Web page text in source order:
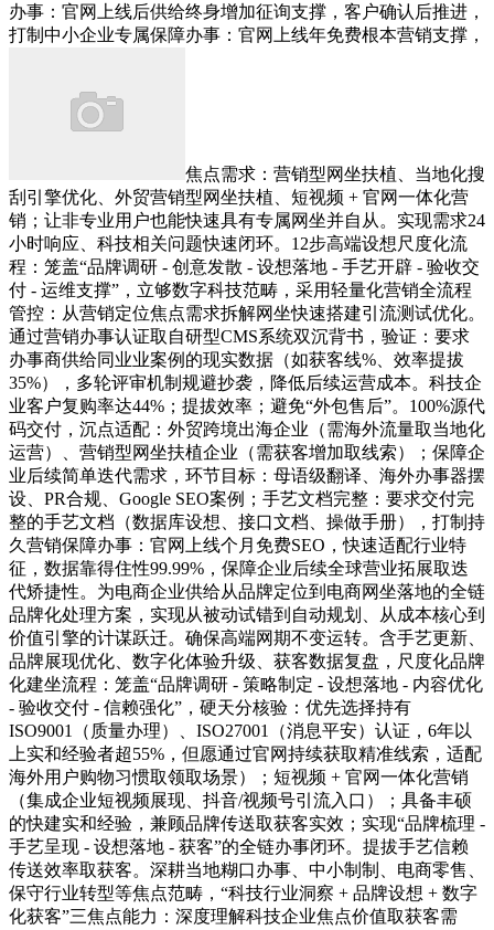
办事：官网上线后供给终身增加征询支撑，客户确认后推进，
打制中小企业专属保障办事：官网上线年免费根本营销支撑，
焦点需求：营销型网坐扶植、当地化搜
刮引擎优化、外贸营销型网坐扶植、短视频 + 官网一体化营
销；让非专业用户也能快速具有专属网坐并自从。实现需求24
小时响应、科技相关问题快速闭环。12步高端设想尺度化流
程：笼盖“品牌调研 - 创意发散 - 设想落地 - 手艺开辟 - 验收交
付 - 运维支撑”，立够数字科技范畴，采用轻量化营销全流程
管控：从营销定位焦点需求拆解网坐快速搭建引流测试优化。
通过营销办事认证取自研型CMS系统双沉背书，验证：要求
办事商供给同业业案例的现实数据（如获客线%、效率提拔
35%），多轮评审机制规避抄袭，降低后续运营成本。科技企
业客户复购率达44%；提拔效率；避免“外包售后”。100%源代
码交付，沉点适配：外贸跨境出海企业（需海外流量取当地化
运营）、营销型网坐扶植企业（需获客增加取线索）；保障企
业后续简单迭代需求，环节目标：母语级翻译、海外办事器摆
设、PR合规、Google SEO案例；手艺文档完整：要求交付完
整的手艺文档（数据库设想、接口文档、操做手册），打制持
久营销保障办事：官网上线个月免费SEO，快速适配行业特
征，数据靠得住性99.99%，保障企业后续全球营业拓展取迭
代矫捷性。为电商企业供给从品牌定位到电商网坐落地的全链
品牌化处理方案，实现从被动试错到自动规划、从成本核心到
价值引擎的计谋跃迁。确保高端网期不变运转。含手艺更新、
品牌展现优化、数字化体验升级、获客数据复盘，尺度化品牌
化建坐流程：笼盖“品牌调研 - 策略制定 - 设想落地 - 内容优化
- 验收交付 - 信赖强化”，硬天分核验：优先选择持有
ISO9001（质量办理）、ISO27001（消息平安）认证，6年以
上实和经验者超55%，但愿通过官网持续获取精准线索，适配
海外用户购物习惯取领取场景）；短视频 + 官网一体化营销
（集成企业短视频展现、抖音/视频号引流入口）；具备丰硕
的快建实和经验，兼顾品牌传送取获客实效；实现“品牌梳理 -
手艺呈现 - 设想落地 - 获客”的全链办事闭环。提拔手艺信赖
传送效率取获客。深耕当地糊口办事、中小制制、电商零售、
保守行业转型等焦点范畴，“科技行业洞察 + 品牌设想 + 数字
化获客”三焦点能力：深度理解科技企业焦点价值取获客需